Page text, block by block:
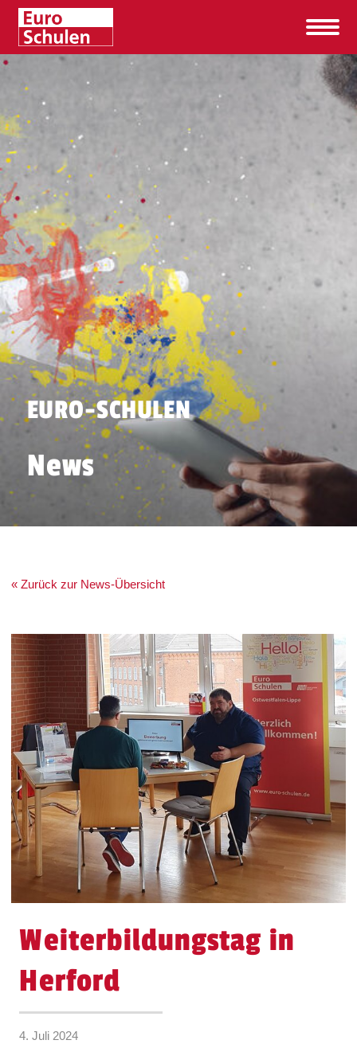
EURO-SCHULEN
News
« Zurück zur News-Übersicht
Weiterbildungstag in
Herford
4. Juli 2024